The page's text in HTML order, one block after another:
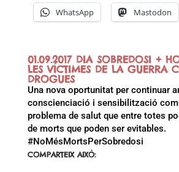
WhatsApp Mastodon
01.09.2017 DIA SOBREDOSI +
LES VÍCTIMES DE LA GUERRA
DROGUES
Una nova oportunitat per continuar
conscienciació i sensibilització
problema de salut que entre totes
de morts que poden ser evitables.
#NoMésMortsPerSobredosi
COMPARTEIX AIXÒ: